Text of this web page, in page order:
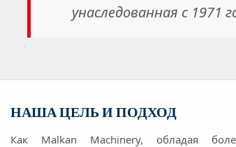
унаследованная с 1971
НАША ЦЕЛЬ И ПОДХОД
Как Malkan Machinery, обладая